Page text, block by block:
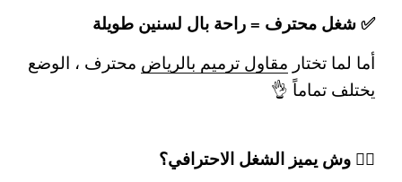
✅ شغل محترف = راحة بال لسنين طويلة
أما لما تختار مقاول ترميم بالرياض محترف ، الوضع
يختلف تماماً 👌
👷‍♂️ وش يميز الشغل الاحترافي؟